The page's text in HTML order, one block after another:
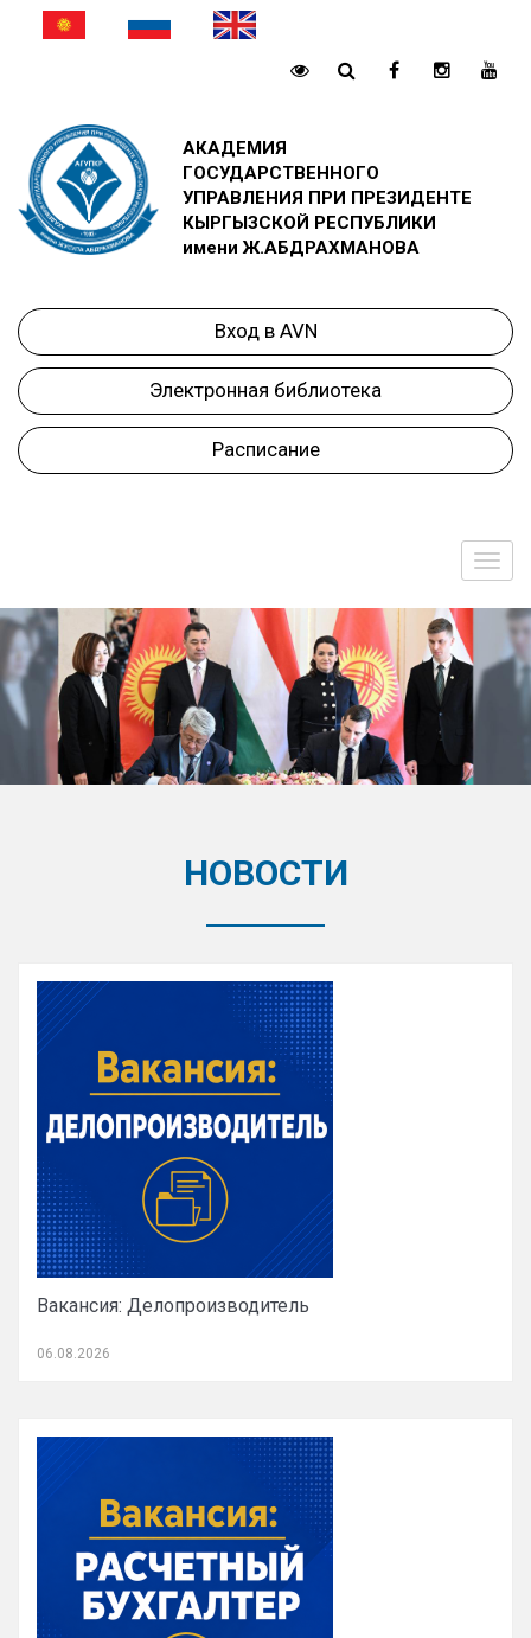
АКАДЕМИЯ
ГОСУДАРСТВЕННОГО
УПРАВЛЕНИЯ ПРИ ПРЕЗИДЕНТЕ
КЫРГЫЗСКОЙ РЕСПУБЛИКИ
имени Ж.АБДРАХМАНОВА
Вход в AVN
Электронная библиотека
Расписание
НОВОСТИ
Вакансия: Делопроизводитель
06.08.2026